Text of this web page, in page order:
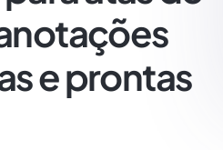
e prontas